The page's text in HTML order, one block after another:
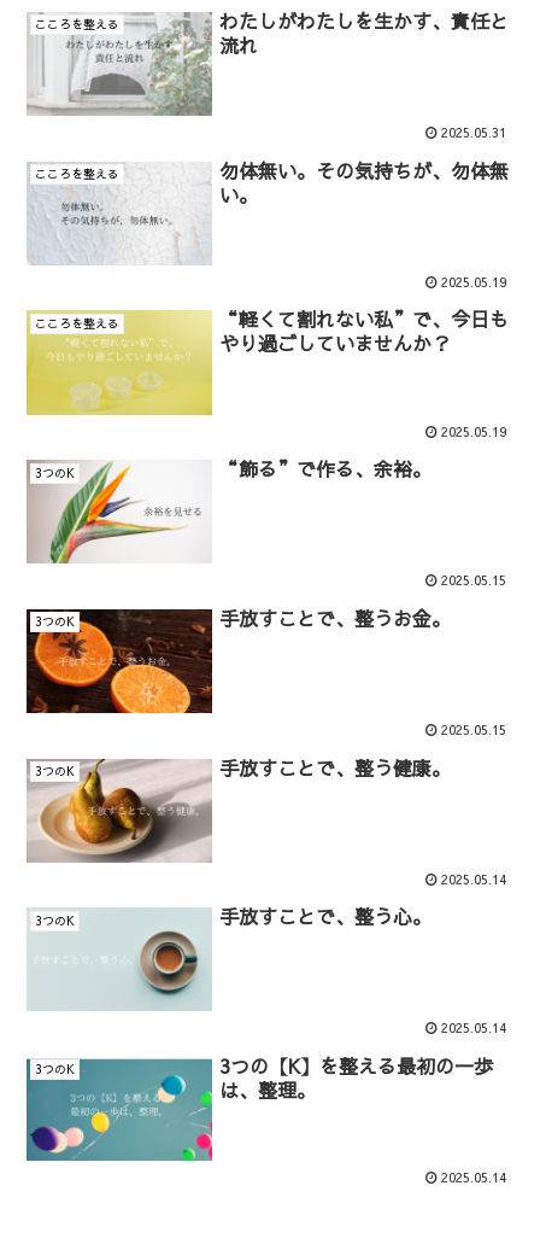
こころを整える
わたしがわたしを生かす、責任と
流れ
2025.05.31
こころを整える
勿体無い。その気持ちが、勿体無
い。
2025.05.19
こころを整える
“軽くて割れない私”で、今日も
やり過ごしていませんか？
2025.05.19
3つのK “飾る”で作る、余裕。
2025.05.15
3つのK 手放すことで、整うお金。
2025.05.15
3つのK 手放すことで、整う健康。
2025.05.14
3つのK 手放すことで、整う心。
2025.05.14
3つのK
3つの【K】を整える最初の一歩
は、整理。
2025.05.14